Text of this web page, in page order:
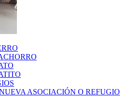
ASOCIACIÓN O REFUGIO